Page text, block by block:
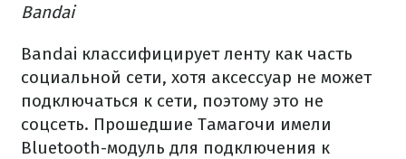
Bandai
Bandai классифицирует ленту как часть
социальной сети, хотя аксессуар не может
подключаться к сети, поэтому это не
соцсеть. Прошедшие Тамагочи имели
Bluetooth-модуль для подключения к